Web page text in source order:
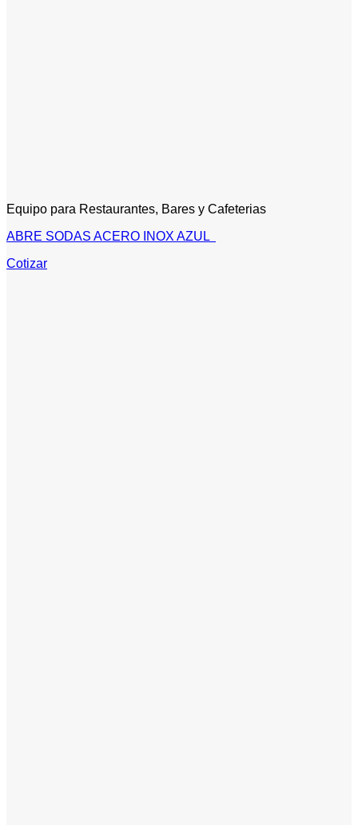
Equipo para Restaurantes, Bares y Cafeterias
ABRE SODAS ACERO INOX AZUL
Cotizar